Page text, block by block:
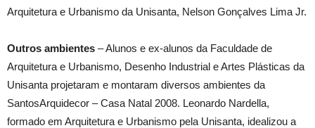
Arquitetura e Urbanismo da Unisanta, Nelson Gonçalves Lima Jr.
Outros ambientes – Alunos e ex-alunos da Faculdade de
Arquitetura e Urbanismo, Desenho Industrial e Artes Plásticas da
Unisanta projetaram e montaram diversos ambientes da
SantosArquidecor – Casa Natal 2008. Leonardo Nardella,
formado em Arquitetura e Urbanismo pela Unisanta, idealizou a